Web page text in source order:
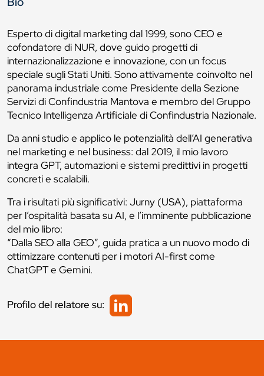
Esperto di digital marketing dal 1999, sono CEO e
cofondatore di NUR, dove guido progetti di
internazionalizzazione e innovazione, con un focus
speciale sugli Stati Uniti. Sono attivamente coinvolto nel
panorama industriale come Presidente della Sezione
Servizi di Confindustria Mantova e membro del Gruppo
Tecnico Intelligenza Artificiale di Confindustria Nazionale.
Da anni studio e applico le potenzialità dell’AI generativa
nel marketing e nel business: dal 2019, il mio lavoro
integra GPT, automazioni e sistemi predittivi in progetti
concreti e scalabili.
Tra i risultati più significativi: Jurny (USA), piattaforma
per l’ospitalità basata su AI, e l’imminente pubblicazione
del mio libro:
“Dalla SEO alla GEO”, guida pratica a un nuovo modo di
ottimizzare contenuti per i motori AI-first come
ChatGPT e Gemini.
Profilo del relatore su: